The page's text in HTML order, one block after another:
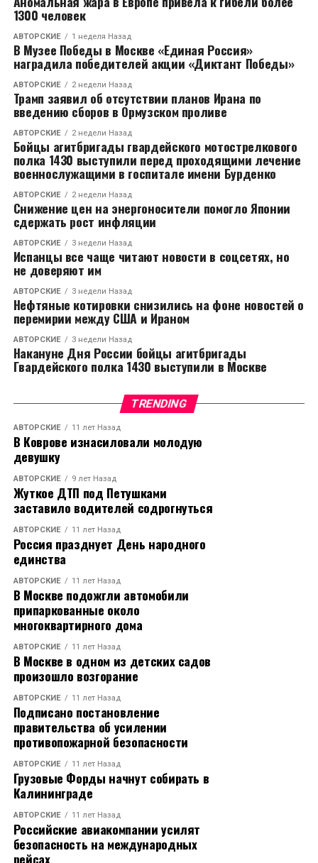
1300 человек
АВТОРСКИЕ 1 неделя Назад
В Музее Победы в Москве «Единая Россия»
наградила победителей акции «Диктант Победы»
АВТОРСКИЕ 2 недели Назад
Трамп заявил об отсутствии планов Ирана по
введению сборов в Ормузском проливе
АВТОРСКИЕ 2 недели Назад
Бойцы агитбригады гвардейского мотострелкового
полка 1430 выступили перед проходящими лечение
военнослужащими в госпитале имени Бурденко
АВТОРСКИЕ 2 недели Назад
Снижение цен на энергоносители помогло Японии
сдержать рост инфляции
АВТОРСКИЕ 3 недели Назад
Испанцы все чаще читают новости в соцсетях, но
не доверяют им
АВТОРСКИЕ 3 недели Назад
Нефтяные котировки снизились на фоне новостей о
перемирии между США и Ираном
АВТОРСКИЕ 3 недели Назад
Накануне Дня России бойцы агитбригады
Гвардейского полка 1430 выступили в Москве
TRENDING
АВТОРСКИЕ 11 лет Назад
В Коврове изнасиловали молодую
девушку
АВТОРСКИЕ 9 лет Назад
Жуткое ДТП под Петушками
заставило водителей содрогнуться
АВТОРСКИЕ 11 лет Назад
Россия празднует День народного
единства
АВТОРСКИЕ 11 лет Назад
В Москве подожгли автомобили
припаркованные около
многоквартирного дома
АВТОРСКИЕ 11 лет Назад
В Москве в одном из детских садов
произошло возгорание
АВТОРСКИЕ 11 лет Назад
Подписано постановление
правительства об усилении
противопожарной безопасности
АВТОРСКИЕ 11 лет Назад
Грузовые Форды начнут собирать в
Калининграде
АВТОРСКИЕ 11 лет Назад
Российские авиакомпании усилят
безопасность на международных
рейсах